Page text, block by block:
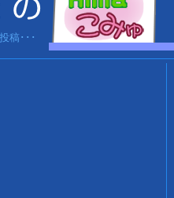
稿･･･